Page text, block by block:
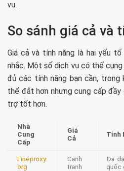
vụ.
So sánh giá cả và
Giá cả và tính năng là hai yếu
nhắc. Một số dịch vụ có thể
đủ các tính năng bạn cần, trong
thể đắt hơn nhưng cung cấp đầy
trợ tốt hơn.
Nhà
Cung
Cấp
Giá
Cả
Tính
Fineproxy.
org
Cạnh
tranh
Đa
quốc